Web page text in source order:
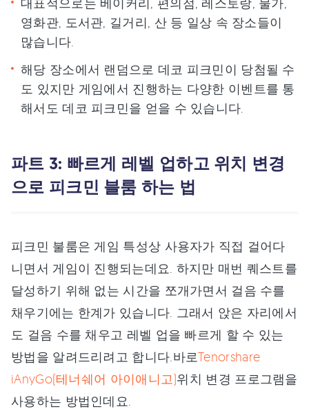
영화관, 도서관, 길거리, 산 등 일상 속 장소들이
많습니다.
해당 장소에서 랜덤으로 데코 피크민이 당첨될 수
도 있지만 게임에서 진행하는 다양한 이벤트를 통
해서도 데코 피크민을 얻을 수 있습니다.
파트 3: 빠르게 레벨 업하고 위치 변경
으로 피크민 블룸 하는 법
피크민 불룸은 게임 특성상 사용자가 직접 걸어다
니면서 게임이 진행되는데요. 하지만 매번 퀘스트를
달성하기 위해 없는 시간을 쪼개가면서 걸음 수를
채우기에는 한계가 있습니다. 그래서 앉은 자리에서
도 걸음 수를 채우고 레벨 업을 빠르게 할 수 있는
방법을 알려드리려고 합니다.바로Tenorshare
iAnyGo(테너쉐어 아이애니고)위치 변경 프로그램을
사용하는 방법인데요.